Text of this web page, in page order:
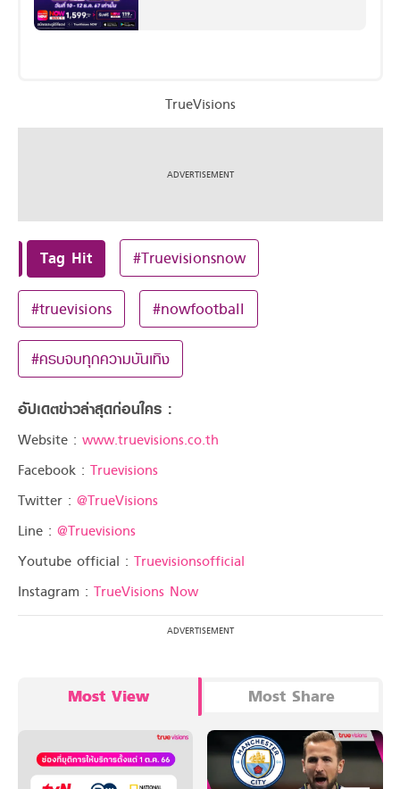
TrueVisions
Tag Hit #Truevisionsnow
#truevisions #nowfootball
#ครบจบทุกความบันเทิง
อัปเดตข่าวล่าสุดก่อนใคร :
Website : www.truevisions.co.th
Facebook : Truevisions
Twitter : @TrueVisions
Line : @Truevisions
Youtube official : Truevisionsofficial
Instagram : TrueVisions Now
Most View Most Share